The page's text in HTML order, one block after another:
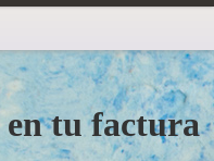
en tu factura